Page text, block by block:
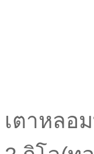
เตาหลอ